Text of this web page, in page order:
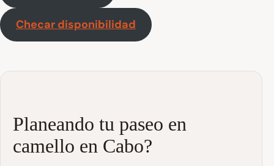
Checar disponibilidad
Planeando tu paseo en
camello en Cabo?